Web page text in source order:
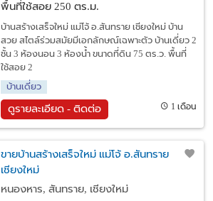
พื้นที่ใช้สอย 250 ตร.ม.
บ้านสร้างเสร็จใหม่ แม่โจ้ อ.สันทราย เชียงใหม่ บ้าน
สวย สไตล์ร่วมสมัยมีเอกลักษณ์เฉพาะตัว บ้านเดี่ยว 2
ชั้น 3 ห้องนอน 3 ห้องน้ำ ขนาดที่ดิน 75 ตร.ว. พื้นที่
ใช้สอย 2
บ้านเดี่ยว
ดูรายละเอียด - ติดต่อ 1 เดือน
ขายบ้านสร้างเสร็จใหม่ แม่โจ้ อ.สันทราย
เชียงใหม่
หนองหาร, สันทราย, เชียงใหม่